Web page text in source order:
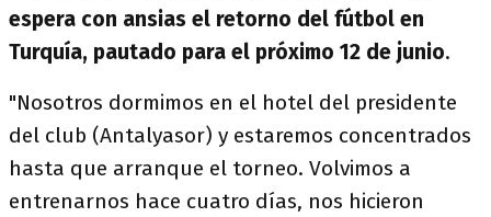
espera con ansias el retorno del fútbol en
Turquía, pautado para el próximo 12 de junio.
"Nosotros dormimos en el hotel del presidente
del club (Antalyasor) y estaremos concentrados
hasta que arranque el torneo. Volvimos a
entrenarnos hace cuatro días, nos hicieron